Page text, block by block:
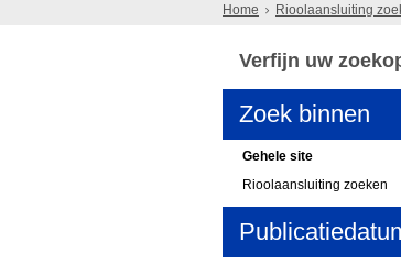
Home Rioolaansluiting
Verfijn uw
Zoek binnen
Gehele site
Rioolaansluiting zoeken